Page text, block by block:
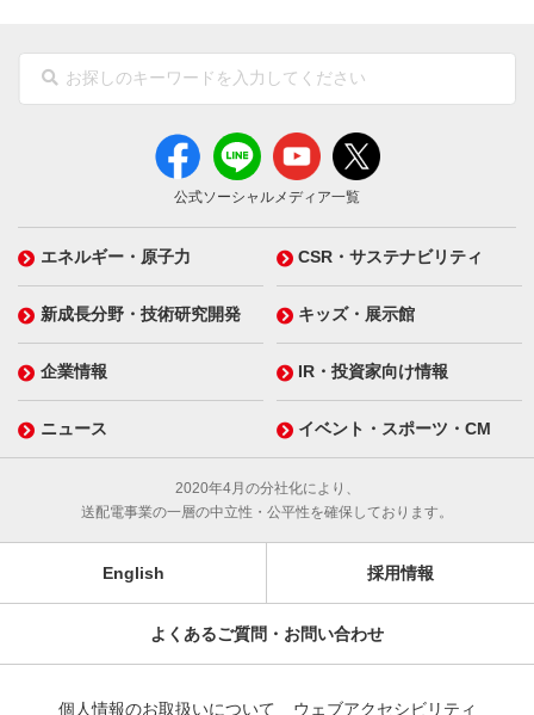
公式ソーシャルメディア一覧
エネルギー・原子力 CSR・サステナビリティ
新成長分野・技術研究開発 キッズ・展示館
企業情報 IR・投資家向け情報
ニュース イベント・スポーツ・CM
2020年4月の分社化により、
送配電事業の一層の中立性・公平性を確保しております。
English 採用情報
よくあるご質問・お問い合わせ
個人情報のお取扱いについて ウェブアクセシビリティ